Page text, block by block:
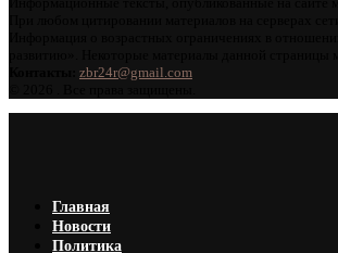
zbr24r@gmail.com
Главная
Новости
Политика